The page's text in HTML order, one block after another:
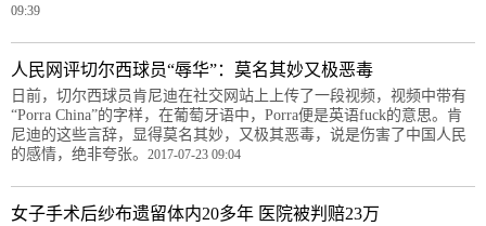
09:39
人民网评切尔西球员“辱华”：莫名其妙又极恶毒
日前，切尔西球员肯尼迪在社交网站上上传了一段视频，视频中带有
“Porra China”的字样，在葡萄牙语中，Porra便是英语fuck的意思。肯
尼迪的这些言辞，显得莫名其妙，又极其恶毒，说是伤害了中国人民
的感情，绝非夸张。 2017-07-23 09:04
女子手术后纱布遗留体内20多年 医院被判赔23万